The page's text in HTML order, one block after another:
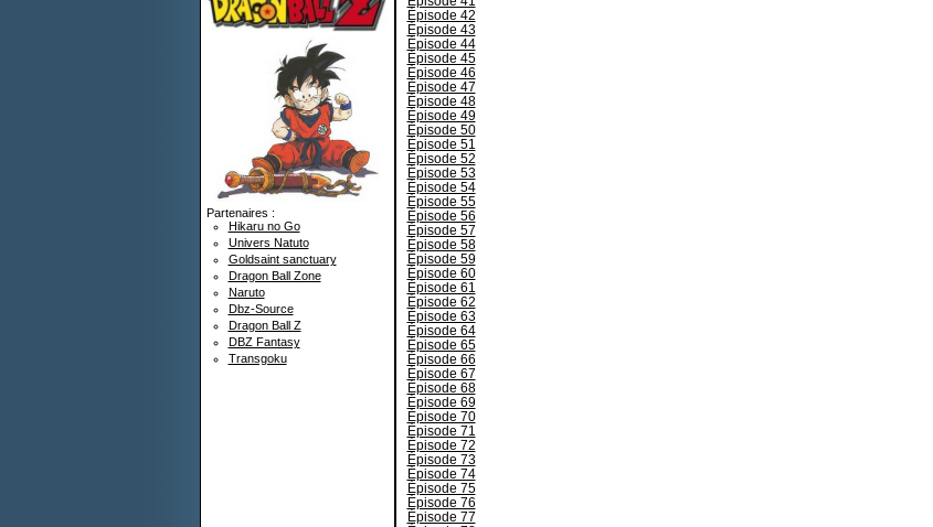
Partenaires :
Hikaru no Go
Univers Natuto
Goldsaint sanctuary
Dragon Ball Zone
Naruto
Dbz-Source
Dragon Ball Z
DBZ Fantasy
Transgoku
Épisode 42
Épisode 43
Épisode 44
Épisode 45
Épisode 46
Épisode 47
Épisode 48
Épisode 49
Épisode 50
Épisode 51
Épisode 52
Épisode 53
Épisode 54
Épisode 55
Épisode 56
Épisode 57
Épisode 58
Épisode 59
Épisode 60
Épisode 61
Épisode 62
Épisode 63
Épisode 64
Épisode 65
Épisode 66
Épisode 67
Épisode 68
Épisode 69
Épisode 70
Épisode 71
Épisode 72
Épisode 73
Épisode 74
Épisode 75
Épisode 76
Épisode 77